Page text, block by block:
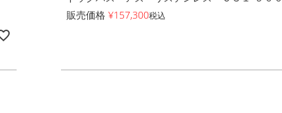
販売価格 ¥157,300税込